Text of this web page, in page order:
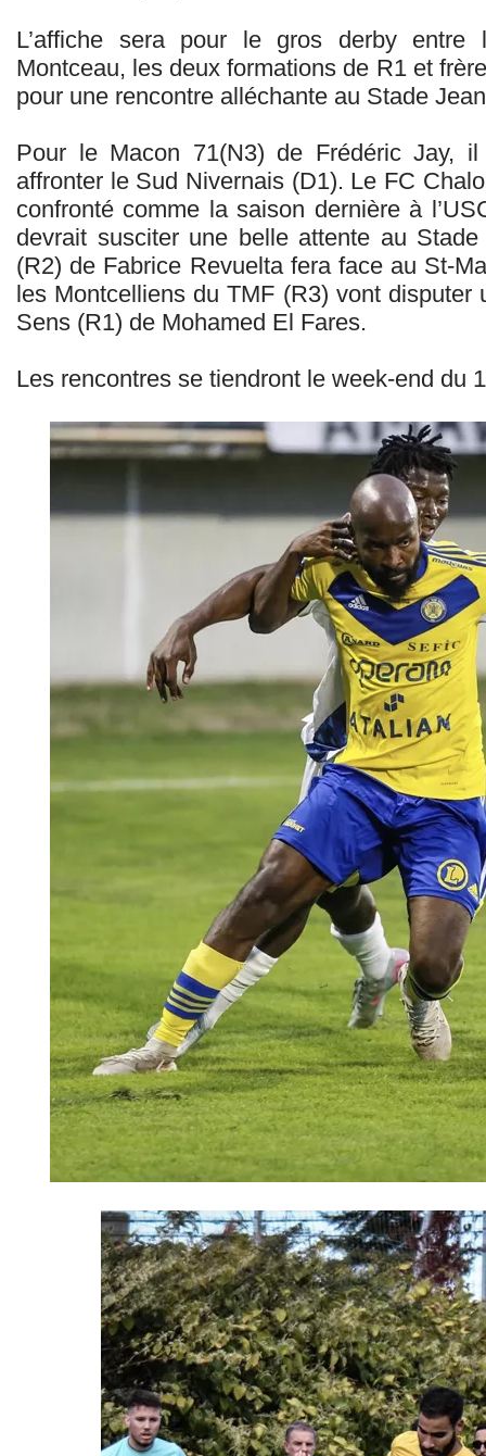
L’affiche sera pour le gros derby
Montceau, les deux formations de R1 et
pour une rencontre alléchante au Stade
Pour le Macon 71(N3) de Frédéric Jay,
affronter le Sud Nivernais (D1). Le FC
confronté comme la saison dernière à
devrait susciter une belle attente au
(R2) de Fabrice Revuelta fera face au St-
les Montcelliens du TMF (R3) vont
Sens (R1) de Mohamed El Fares.
Les rencontres se tiendront le week-end du